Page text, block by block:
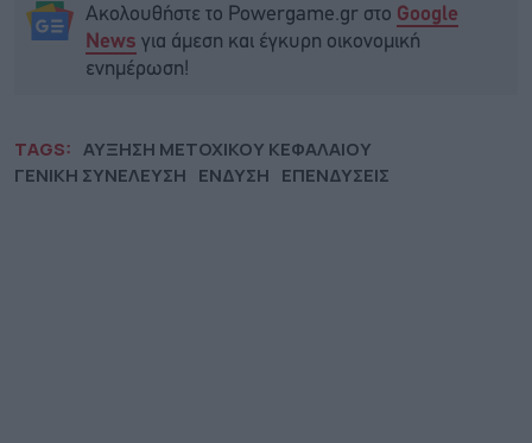
Ακολουθήστε το Powergame.gr στο Google
News για άμεση και έγκυρη οικονομική
ενημέρωση!
TAGS: ΑΥΞΗΣΗ ΜΕΤΟΧΙΚΟΥ ΚΕΦΑΛΑΙΟΥ
ΓΕΝΙΚΗ ΣΥΝΕΛΕΥΣΗ ΕΝΔΥΣΗ ΕΠΕΝΔΥΣΕΙΣ